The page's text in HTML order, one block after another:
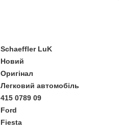
Schaeffler LuK
Новий
Оригінал
Легковий автомобіль
415 0789 09
Ford
Fiesta